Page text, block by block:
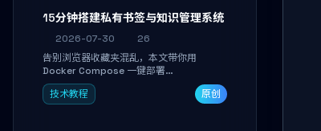
15分钟搭建私有书签与知识管理系统
2026-07-30
26
告别浏览器收藏夹混乱，本文带你用
Docker Compose 一键部署
Linkwarden。15 分钟完成私有书签系统搭
建，掌握网页快照归档、高亮批注、分类管
技术教程 原创